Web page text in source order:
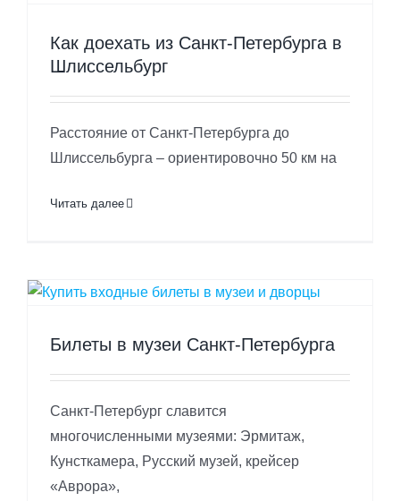
Как доехать из Санкт-Петербурга в
Шлиссельбург
Расстояние от Санкт-Петербурга до
Шлиссельбурга – ориентировочно 50 км на
Читать далее
Билеты в музеи Санкт-Петербурга
Санкт-Петербург славится
многочисленными музеями: Эрмитаж,
Кунсткамера, Русский музей, крейсер
«Аврора»,